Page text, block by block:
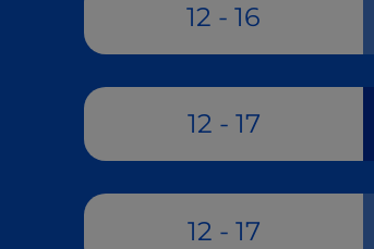
12 - 16
12 - 17
12 - 17